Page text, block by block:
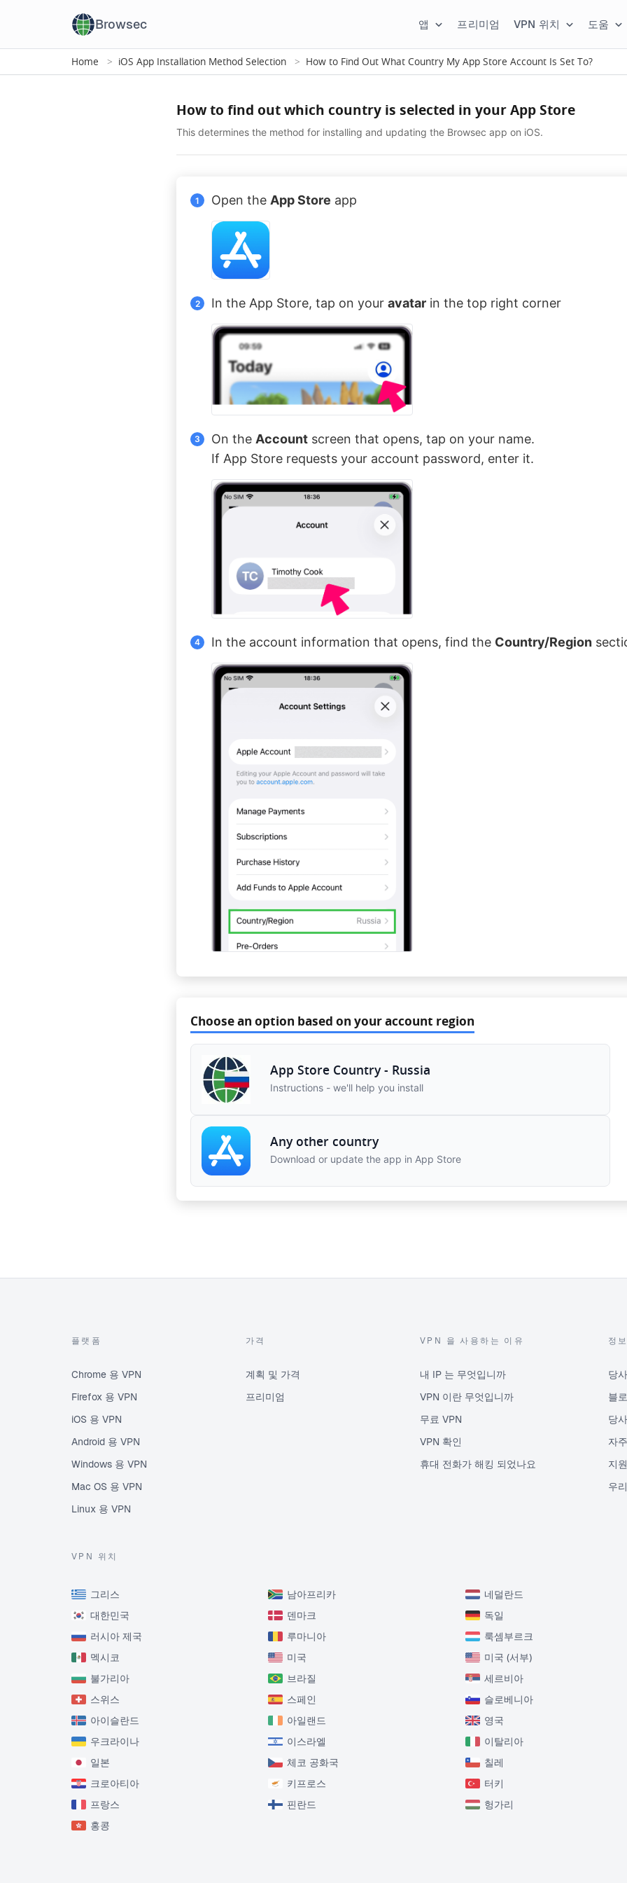
Browsec 앱 프리미엄 VPN 위치 도움
Home iOS App Installation Method Selection How to Find Out What Country My App Store Account Is Set To?
How to find out which country is selected in your App Store
This determines the method for installing and updating the Browsec app on iOS.
Open the App Store app
In the App Store, tap on your avatar in the top right corner
On the Account screen that opens, tap on your name.
If App Store requests your account password, enter it.
In the account information that opens, find the Country/Region
Choose an option based on your account region
App Store Country - Russia
Instructions - we'll help you install
Any other country
Download or update the app in App Store
플랫폼
Chrome 용 VPN
Firefox 용 VPN
iOS 용 VPN
Android 용 VPN
Windows 용 VPN
Mac OS 용 VPN
Linux 용 VPN
가격
계획 및 가격
프리미엄
VPN 을 사용하는 이유
내 IP 는 무엇입니까
VPN 이란 무엇입니까
무료 VPN
VPN 확인
휴대 전화가 해킹 되었나요
정
당
블
당
자
지
우
VPN 위치
그리스 남아프리카
네덜란드
대한민국
덴마크
독일
러시아 제국
루마니아
룩셈부르크
멕시코
미국
미국 (서부)
불가리아
브라질
세르비아
스위스
스페인
슬로베니아
아이슬란드
아일랜드
영국
우크라이나
이스라엘
이탈리아
일본
체코 공화국
칠레
크로아티아
키프로스
터키
프랑스
핀란드
헝가리
홍콩